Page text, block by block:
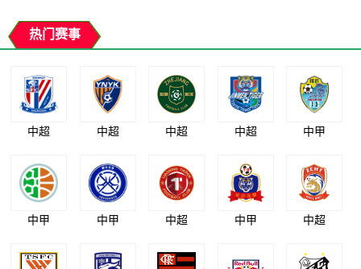
热门赛事
中超 中超 中超 中超 中甲
中甲 中甲 中超 中甲 中超